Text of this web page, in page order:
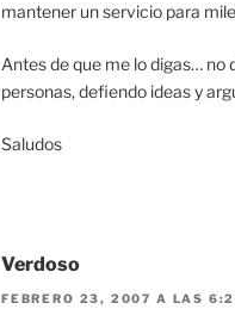
mantener un servicio para
Antes de que me lo digas… no
personas, defiendo ideas y
Saludos
Verdoso
FEBRERO 23, 2007 A LAS